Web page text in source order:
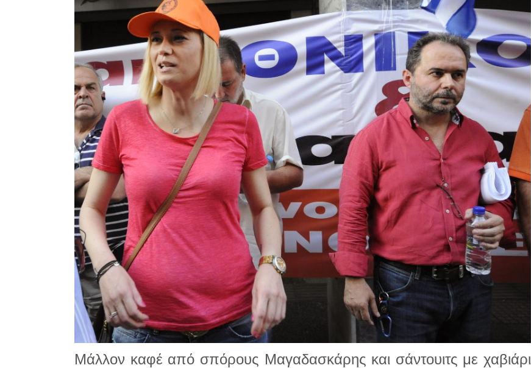
Μάλλον καφέ από σπόρους Μαγαδασκάρης και σάντουιτς με χαβιάρι